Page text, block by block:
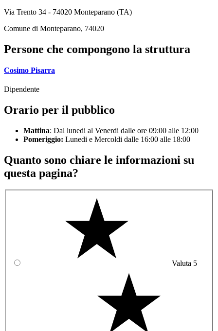
Via Trento 34 - 74020 Monteparano (TA)
Comune di Monteparano, 74020
Persone che compongono la struttura
Cosimo Pisarra
Dipendente
Orario per il pubblico
Mattina: Dal lunedi al Venerdi dalle ore 09:00 alle 12:00
Pomeriggio: Lunedi e Mercoldi dalle 16:00 alle 18:00
Quanto sono chiare le informazioni su
questa pagina?
Valuta 5